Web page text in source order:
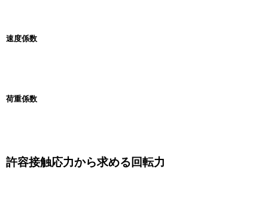
速度係数
荷重係数
許容接触応力から求める回転力